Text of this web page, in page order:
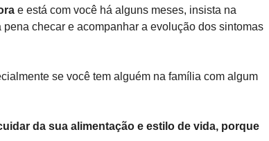
e está com você há alguns meses, insista na
checar e acompanhar a evolução dos sintomas
se você tem alguém na família com algum
da sua alimentação e estilo de vida, porque